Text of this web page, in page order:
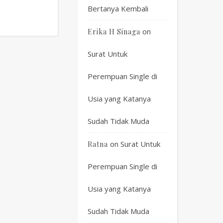
Bertanya Kembali
Erika H Sinaga on
Surat Untuk
Perempuan Single di
Usia yang Katanya
Sudah Tidak Muda
Ratna on Surat Untuk
Perempuan Single di
Usia yang Katanya
Sudah Tidak Muda